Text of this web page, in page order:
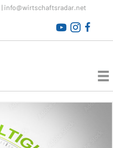
| info@wirtschaftsradar.net